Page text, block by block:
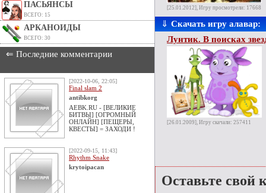
ПАСЬЯНСЫ
ВСЕГО: 15
АРКАНОИДЫ
ВСЕГО: 30
⇐ Последние комментарии
[2022-10-06, 22:05]
Final slam 2
antibkorg
AEBK.RU - [ВЕЛИКИЕ
БИТВЫ] [ОГРОМНЫЙ
ОНЛАЙН] [ПЕЩЕРЫ,
КВЕСТЫ] = ЗАХОДИ !
[2022-09-15, 11:43]
Rhythm Snake
krytoipacan
[25.01.2012], Игру просмотрели: 17668
⇓ Скачать игру алавар:
Лунтик. В поисках
[26.01.2009], Игру скачали: 257411
Оставьте свой